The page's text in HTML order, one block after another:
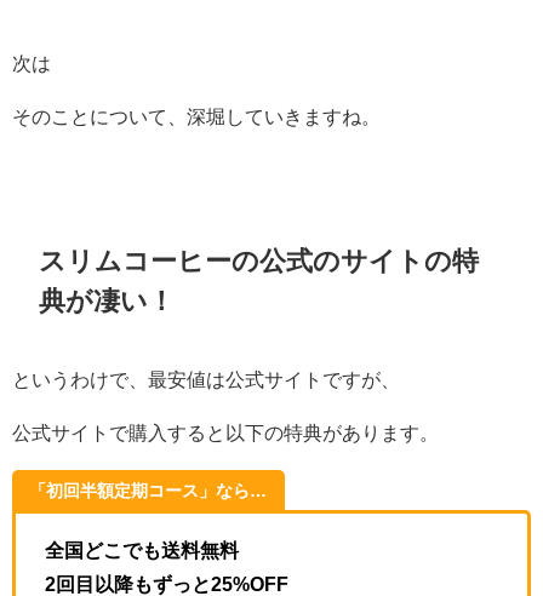
次は
そのことについて、深堀していきますね。
スリムコーヒーの公式のサイトの特
典が凄い！
というわけで、最安値は公式サイトですが、
公式サイトで購入すると以下の特典があります。
「初回半額定期コース」なら…
全国どこでも送料無料
2回目以降もずっと25%OFF